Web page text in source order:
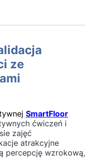
ze
SmartFloor
ćwiczeń i
zajęć
atrakcyjne
percepcję wzrokową,